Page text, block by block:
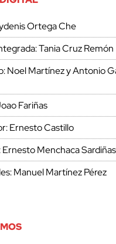
Ortega Che
Tania Cruz Remón
Noel Martínez y Antonio
Fariñas
Ernesto Castillo
Menchaca Sardiñas
Manuel Martínez Pérez